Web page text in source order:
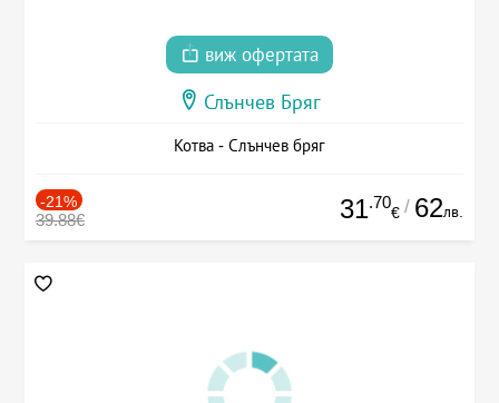
виж офертата
Слънчев Бряг
Котва - Слънчев бряг
-21%
39.88€ 31.70
€ / 62лв.